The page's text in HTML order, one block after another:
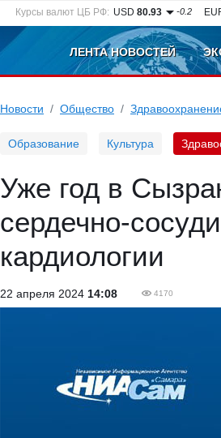
Курсы валют ЦБ РФ: USD80.93 -0.2
ЛЕНТА НОВОСТЕЙ
Новости Общество
Образование Культура
Уже год в
сердечно-
кардиологии
22 апреля 2024 14:08 4170